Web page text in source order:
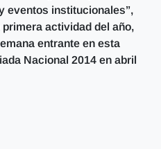
eventos institucionales”,
actividad del año,
entrante en esta
Nacional 2014 en abril